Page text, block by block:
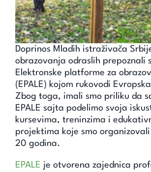
Search
for:
Doprinos Mladih istraživača
obrazovanja odraslih prepoznali
Elektronske platforme za
(EPALE) kojom rukovodi
Zbog toga, imali smo priliku da
EPALE sajta podelimo svoja
kursevima, treninzima i
projektima koje smo
20 godina.
EPALE je otvorena zajednica